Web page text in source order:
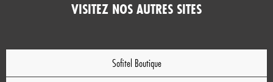
VISITEZ NOS AUTRES SITES
Sofitel Boutique